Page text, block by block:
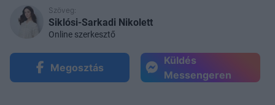
Szöveg:
Siklósi-Sarkadi Nikolett
Online szerkesztő
Megosztás
Küldés
Messengeren